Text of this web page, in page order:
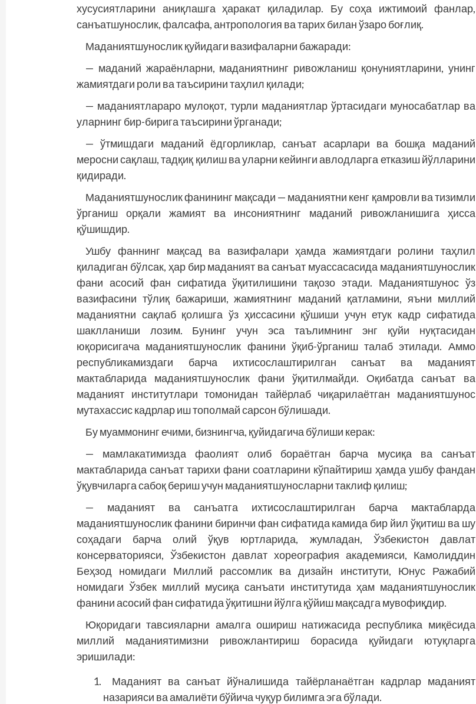
хусусиятларини аниқлашга ҳаракат қиладилар. Бу соҳа ижтимоий фанлар,
санъатшунослик, фалсафа, антропология ва тарих билан ўзаро боғлиқ.
Маданиятшунослик қуйидаги вазифаларни бажаради:
— маданий жараёнларни, маданиятнинг ривожланиш қонуниятларини, унинг
жамиятдаги роли ва таъсирини таҳлил қилади;
— маданиятлараро мулоқот, турли маданиятлар ўртасидаги муносабатлар ва
уларнинг бир-бирига таъсирини ўрганади;
— ўтмишдаги маданий ёдгорликлар, санъат асарлари ва бошқа маданий
меросни сақлаш, тадқиқ қилиш ва уларни кейинги авлодларга етказиш йўлларини
қидиради.
Маданиятшунослик фанининг мақсади — маданиятни кенг қамровли ва тизимли
ўрганиш орқали жамият ва инсониятнинг маданий ривожланишига ҳисса
қўшишдир.
Ушбу фаннинг мақсад ва вазифалари ҳамда жамиятдаги ролини таҳлил
қиладиган бўлсак, ҳар бир маданият ва санъат муассасасида маданиятшунослик
фани асосий фан сифатида ўқитилишини тақозо этади. Маданиятшунос ўз
вазифасини тўлиқ бажариши, жамиятнинг маданий қатламини, яъни миллий
маданиятни сақлаб қолишга ўз ҳиссасини қўшиши учун етук кадр сифатида
шаклланиши лозим. Бунинг учун эса таълимнинг энг қуйи нуқтасидан
юқорисигача маданиятшунослик фанини ўқиб-ўрганиш талаб этилади. Аммо
республикамиздаги барча ихтисослаштирилган санъат ва маданият
мактабларида маданиятшунослик фани ўқитилмайди. Оқибатда санъат ва
маданият институтлари томонидан тайёрлаб чиқарилаётган маданиятшунос
мутахассис кадрлар иш тополмай сарсон бўлишади.
Бу муаммонинг ечими, бизнингча, қуйидагича бўлиши керак:
— мамлакатимизда фаолият олиб бораётган барча мусиқа ва санъат
мактабларида санъат тарихи фани соатларини кўпайтириш ҳамда ушбу фандан
ўқувчиларга сабоқ бериш учун маданиятшуносларни таклиф қилиш;
— маданият ва санъатга ихтисослаштирилган барча мактабларда
маданиятшунослик фанини биринчи фан сифатида камида бир йил ўқитиш ва шу
соҳадаги барча олий ўқув юртларида, жумладан, Ўзбекистон давлат
консерваторияси, Ўзбекистон давлат хореография академияси, Камолиддин
Беҳзод номидаги Миллий рассомлик ва дизайн институти, Юнус Ражабий
номидаги Ўзбек миллий мусиқа санъати институтида ҳам маданиятшунослик
фанини асосий фан сифатида ўқитишни йўлга қўйиш мақсадга мувофиқдир.
Юқоридаги тавсияларни амалга ошириш натижасида республика миқёсида
миллий маданиятимизни ривожлантириш борасида қуйидаги ютуқларга
эришилади:
Маданият ва санъат йўналишида тайёрланаётган кадрлар маданият
назарияси ва амалиёти бўйича чуқур билимга эга бўлади.